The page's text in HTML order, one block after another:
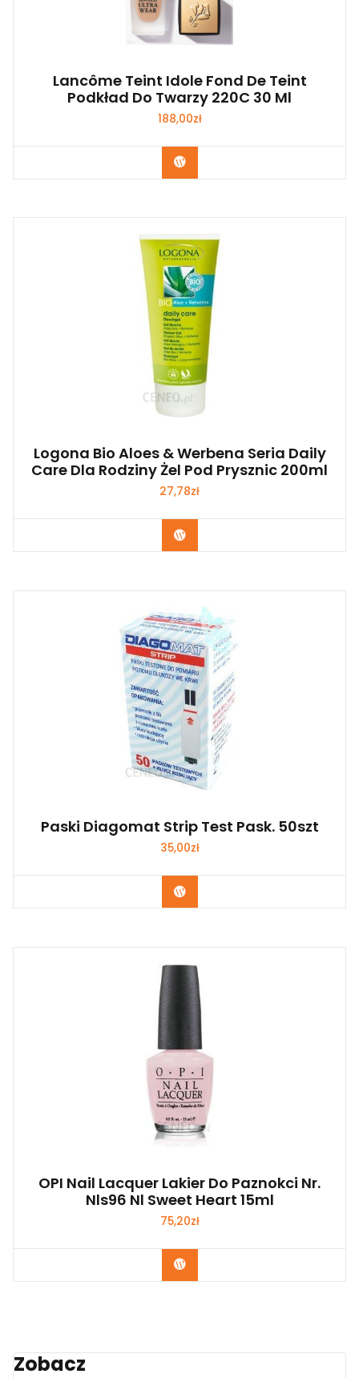
Lancôme Teint Idole Fond De Teint
Podkład Do Twarzy 220C 30 Ml
188,00zł
Zobacz
Logona Bio Aloes & Werbena Seria Daily
Care Dla Rodziny Żel Pod Prysznic 200ml
27,78zł
Zobacz
Paski Diagomat Strip Test Pask. 50szt
35,00zł
Zobacz
OPI Nail Lacquer Lakier Do Paznokci Nr.
Nls96 Nl Sweet Heart 15ml
75,20zł
Zobacz
Zobacz